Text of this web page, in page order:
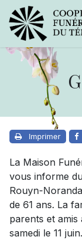
Imprimer
La Maison
vous informe
Rouyn-
de 61 ans. La
parents et
samedi le 11